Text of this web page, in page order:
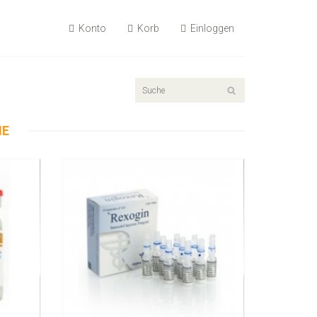
Konto Korb Einloggen